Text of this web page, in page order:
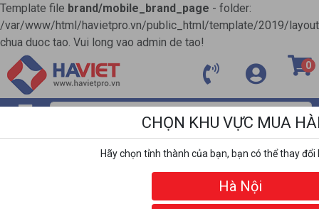
Template file brand/mobile_brand_page - folder:
/var/www/html/havietpro.vn/public_html/template/2019/
chua duoc tao. Vui long vao admin de tao!
0
CHỌN KHU VỰC MUA
Hãy chọn tỉnh thành của bạn, bạn có thể thay đổi
Hà Nội